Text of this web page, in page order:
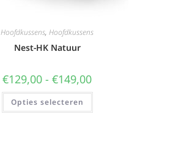
Hoofdkussens, Hoofdkussens
Nest-HK Natuur
€129,00 - €149,00
Opties selecteren